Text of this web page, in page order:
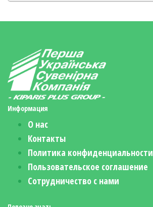
Информация
О нас
Контакты
Политика конфиденциальности
Пользовательское соглашение
Сотрудничество с нами